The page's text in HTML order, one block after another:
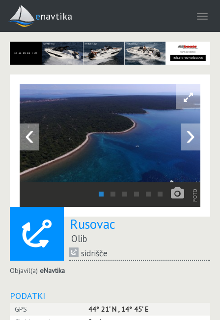
enavtika
‹ ›
FOTO
Rusovac
Olib
sidrišče
Objavil(a) eNavtika
PODATKI
GPS
44° 21' N , 14° 45' E